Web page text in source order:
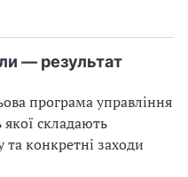
— результат
програма управління
складають
та конкретні заходи